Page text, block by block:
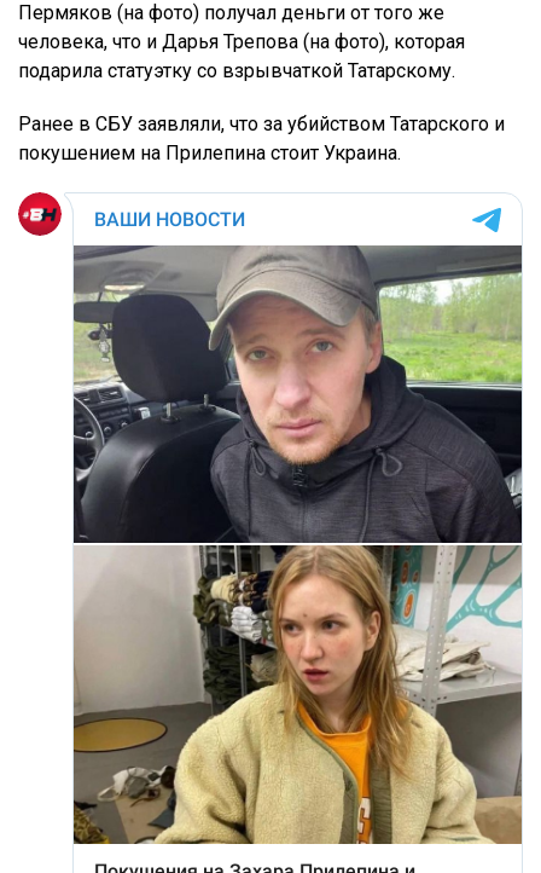
Пермяков (на фото) получал деньги от того же
человека, что и Дарья Трепова (на фото), которая
подарила статуэтку со взрывчаткой Татарскому.
Ранее в СБУ заявляли, что за убийством Татарского и
покушением на Прилепина стоит Украина.